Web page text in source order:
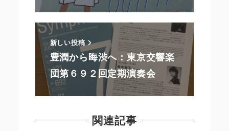
新しい投稿
豊潤から晦渋へ：東京交響楽
団第６９２回定期演奏会
関連記事